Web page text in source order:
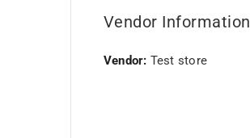
Vendor Information
Vendor: Test store